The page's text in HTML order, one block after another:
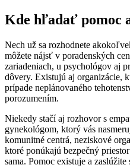
Kde hľadať pomoc
Nech už sa rozhodnete
môžete nájsť v poradenských
zariadeniach, u psychológov aj
dôvery. Existujú aj organizácie,
prípade neplánovaného
porozumením.
Niekedy stačí aj rozhovor s
gynekológom, ktorý vás
komunitné centrá, neziskové
ktoré ponúkajú bezpečný
sama. Pomoc existuje a zaslúžite